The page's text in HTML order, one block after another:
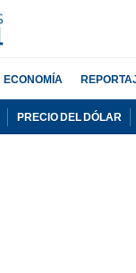
ECONOMÍA
PRECIO DEL DÓLAR